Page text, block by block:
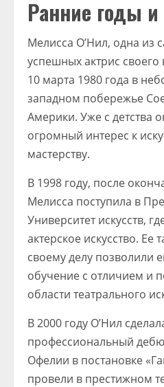
Ранние годы
Мелисса О’Нил, одна из
успешных актрис
10 марта 1980 года в
западном побережье
Америки. Уже с детства
огромный интерес к
мастерству.
В 1998 году, после
Мелисса поступила в
Университет искусств,
актерское искусство. Ее
своему делу позволили
обучение с отличием и
области театрального
В 2000 году О’Нил
профессиональный
Офелии в постановке
провели в престижном